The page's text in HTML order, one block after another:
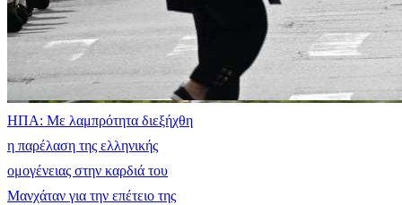
ΗΠΑ: Με λαμπρότητα διεξήχθη
η παρέλαση της ελληνικής
ομογένειας στην καρδιά του
Μανχάταν για την επέτειο της